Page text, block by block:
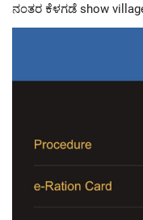
ನಂತರ ಕೆಳಗಡೆ show